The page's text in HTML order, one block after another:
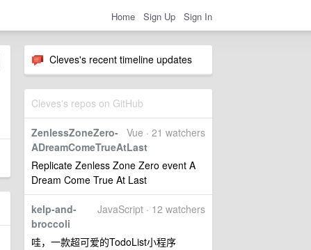
Home Sign Up Sign In
Cleves's recent timeline updates
Cleves's repos on GitHub
Vue · 21 watchers
ZenlessZoneZero-
ADreamComeTrueAtLast
Replicate Zenless Zone Zero event A
Dream Come True At Last
JavaScript · 12 watchers
kelp-and-
broccoli
哇，一款超可爱的TodoList小程序